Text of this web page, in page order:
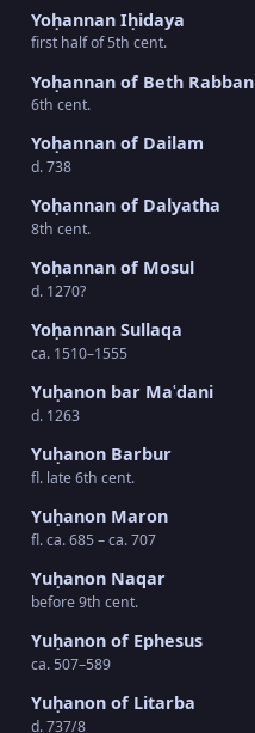
Yoḥannan Iḥidaya
first half of 5th cent.
Yoḥannan of Beth Rabban
6th cent.
Yoḥannan of Dailam
d. 738
Yoḥannan of Dalyatha
8th cent.
Yoḥannan of Mosul
d. 1270?
Yoḥannan Sullaqa
ca. 1510–1555
Yuḥanon bar Maʿdani
d. 1263
Yuḥanon Barbur
fl. late 6th cent.
Yuḥanon Maron
fl. ca. 685 – ca. 707
Yuḥanon Naqar
before 9th cent.
Yuḥanon of Ephesus
ca. 507–589
Yuḥanon of Litarba
d. 737/8